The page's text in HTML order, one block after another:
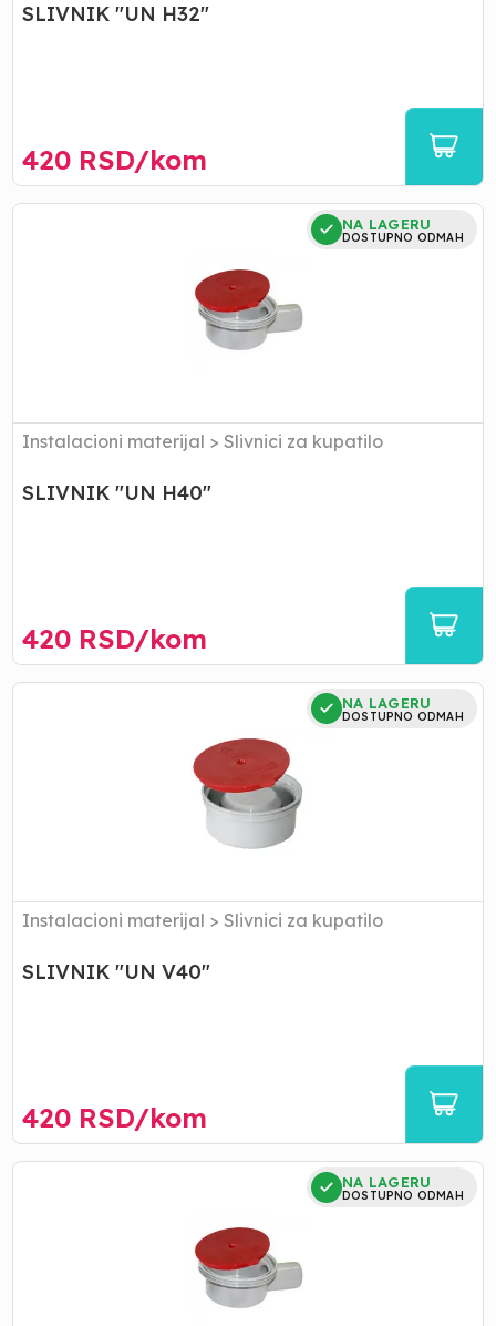
SLIVNIK "UN H32"
420 RSD/kom
SLIVNIK
NA LAGERU
DOSTUPNO ODMAH
Instalacioni materijal > Slivnici za kupatilo
SLIVNIK "UN H40"
420 RSD/kom
SLIVNIK
NA LAGERU
DOSTUPNO ODMAH
Instalacioni materijal > Slivnici za kupatilo
SLIVNIK "UN V40"
420 RSD/kom
SLIVNIK
NA LAGERU
DOSTUPNO ODMAH